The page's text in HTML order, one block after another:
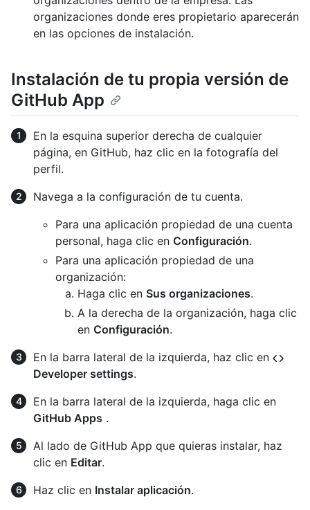
organizaciones donde eres propietario aparecerán
en las opciones de instalación.
Instalación de tu propia versión de
GitHub App
En la esquina superior derecha de cualquier
página, en GitHub, haz clic en la fotografía del
perfil.
Navega a la configuración de tu cuenta.
Para una aplicación propiedad de una cuenta
personal, haga clic en Configuración.
Para una aplicación propiedad de una
organización:
Haga clic en Sus organizaciones.
A la derecha de la organización, haga clic
en Configuración.
En la barra lateral de la izquierda, haz clic en
Developer settings.
En la barra lateral de la izquierda, haga clic en
GitHub Apps .
Al lado de GitHub App que quieras instalar, haz
clic en Editar.
Haz clic en Instalar aplicación.